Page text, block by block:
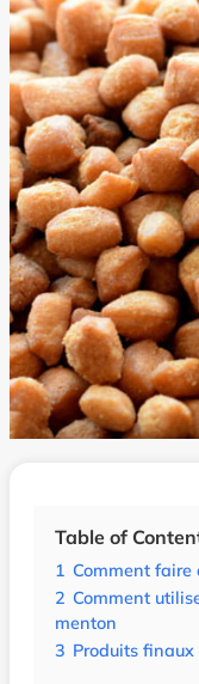
Table of
1 Comment faire
2 Comment
menton
3 Produits finaux